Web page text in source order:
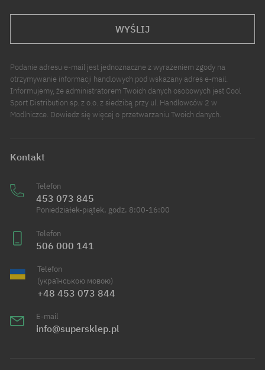
WYŚLIJ
Podanie adresu e-mail jest jednoznaczne z wyrażeniem zgody na
otrzymywanie informacji handlowych pod wskazany adres e-mail.
Informujemy, że administratorem Twoich danych osobowych jest Cool
Sport Distribution sp. z o.o. z siedzibą przy ul. Handlowców 2 w
Modlniczce. Dowiedz się więcej o przetwarzaniu Twoich danych.
Kontakt
Telefon
453 073 845
Poniedziałek-piątek, godz. 8:00-16:00
Telefon
506 000 141
Telefon
(українською мовою)
+48 453 073 844
E-mail
info@supersklep.pl